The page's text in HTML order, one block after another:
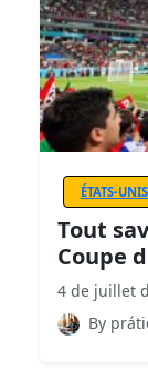
ÉTATS-UNIS
Tout
Coupe
4 de juillet
By